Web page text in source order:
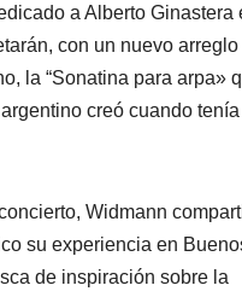
a Alberto Ginastera
con un nuevo arreglo
la “Sonatina para arpa»
creó cuando
Widmann
su experiencia en
de inspiración sobre la